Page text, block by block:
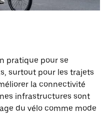
pratique pour se
surtout pour les trajets
la connectivité
infrastructures sont
du vélo comme mode